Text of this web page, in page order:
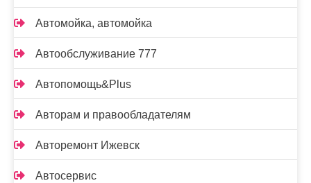
Автомойка, автомойка
Автообслуживание 777
Автопомощь&Plus
Авторам и правообладателям
Авторемонт Ижевск
Автосервис